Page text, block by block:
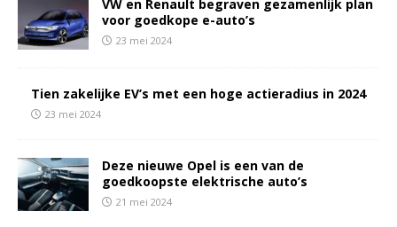
VW en Renault begraven gezamenlijk plan
voor goedkope e-auto’s
23 mei 2024
Tien zakelijke EV’s met een hoge actieradius in 2024
23 mei 2024
Deze nieuwe Opel is een van de
goedkoopste elektrische auto’s
21 mei 2024